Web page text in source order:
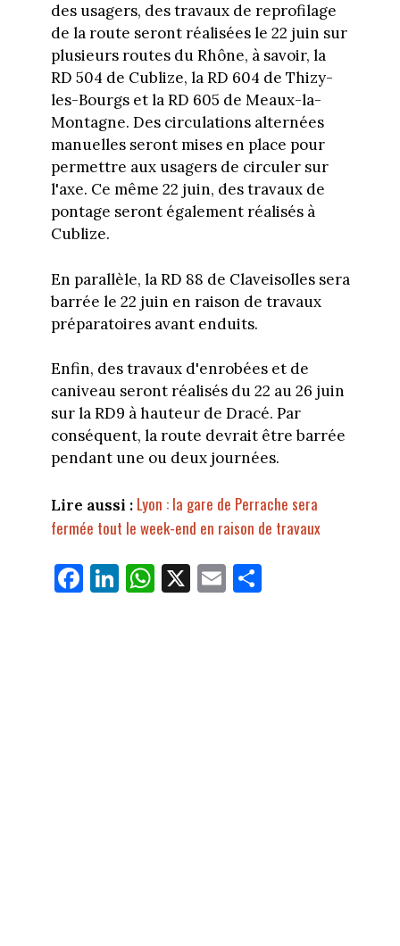
des usagers, des travaux de reprofilage
de la route seront réalisées le 22 juin sur
plusieurs routes du Rhône, à savoir, la
RD 504 de Cublize, la RD 604 de Thizy-
les-Bourgs et la RD 605 de Meaux-la-
Montagne. Des circulations alternées
manuelles seront mises en place pour
permettre aux usagers de circuler sur
l'axe. Ce même 22 juin, des travaux de
pontage seront également réalisés à
Cublize.
En parallèle, la RD 88 de Claveisolles sera
barrée le 22 juin en raison de travaux
préparatoires avant enduits.
Enfin, des travaux d'enrobées et de
caniveau seront réalisés du 22 au 26 juin
sur la RD9 à hauteur de Dracé. Par
conséquent, la route devrait être barrée
pendant une ou deux journées.
Lire aussi : Lyon : la gare de Perrache sera
fermée tout le week-end en raison de travaux
Fa
ce
Li
nk
W
ha
X E
m
Pa